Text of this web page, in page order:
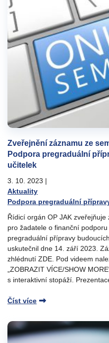
Zveřejnění záznamu ze
Podpora pregraduální
učitelek
3. 10. 2023 |
Aktuality
Podpora pregraduální
Řídicí orgán OP JAK
pro žadatele o finanční
pregraduální přípravy
uskutečnil dne 14. září 2023.
zhlédnutí ZDE. Pod videem
„ZOBRAZIT VÍCE/SHOW
s interaktivní stopáží.
Číst více